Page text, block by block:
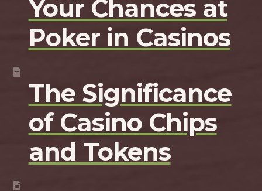
Your Chances at
Poker in Casinos
The Significance
of Casino Chips
and Tokens